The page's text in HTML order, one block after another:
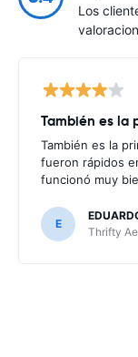
Los
También es la
También es la
fueron rápidos
funcionó muy
E
Thrifty